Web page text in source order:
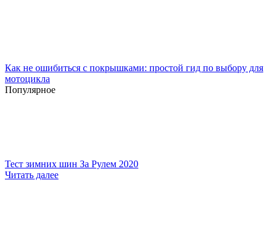
Как не ошибиться с покрышками: простой гид по выбору для
мотоцикла
Популярное
Тест зимних шин За Рулем 2020
Читать далее